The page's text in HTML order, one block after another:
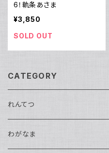
6！軌条あさま
¥3,850
SOLD OUT
CATEGORY
れんてつ
馬鉄かもめ生誕祭2026
わがなま